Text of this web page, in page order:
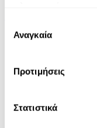
των υπηρεσιών τους.
συγκατάθεσης
Αναγκαία
Προτιμήσεις
Στατιστικά
7.00€